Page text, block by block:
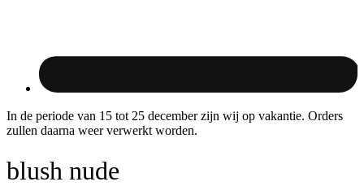
In de periode van 15 tot 25 december zijn wij op vakantie. Orders
zullen daarna weer verwerkt worden.
blush nude